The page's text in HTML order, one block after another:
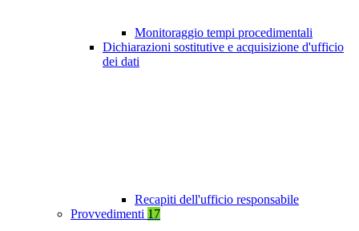
Monitoraggio tempi procedimentali
Dichiarazioni sostitutive e acquisizione d'ufficio
dei dati
Recapiti dell'ufficio responsabile
Provvedimenti 17